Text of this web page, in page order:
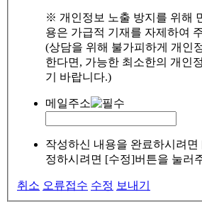
※ 개인정보 노출 방지를 위해
용은 가급적 기재를 자제하여
(상담을 위해 불가피하게 개인
한다면, 가능한 최소한의 개인
기 바랍니다.)
메일주소
작성하신 내용을 완료하시려
정하시려면 [수정]버튼을 눌러
취소 오류접수 수정 보내기